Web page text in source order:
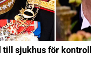
till sjukhus för kontroll